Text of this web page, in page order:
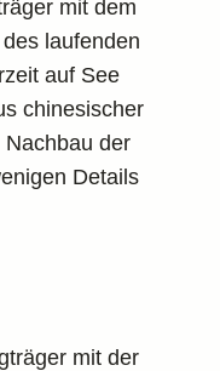
mit dem
laufenden
auf See
chinesischer
der
Details
mit der